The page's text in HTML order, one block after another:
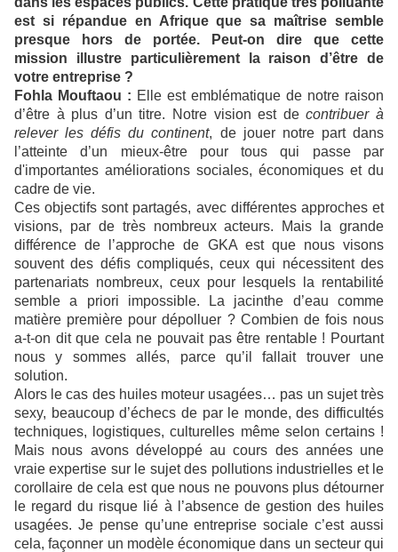
est si répandue en Afrique que sa maîtrise semble
presque hors de portée. Peut-on dire que cette
mission illustre particulièrement la raison d’être de
votre entreprise ?
Fohla Mouftaou : Elle est emblématique de notre raison
d’être à plus d’un titre. Notre vision est decontribuer à
relever les défis du continent, de jouer notre part dans
l’atteinte d’un mieux-être pour tous qui passe par
d'importantes améliorations sociales, économiques et du
cadre de vie.
Ces objectifs sont partagés, avec différentes approches et
visions, par de très nombreux acteurs. Mais la grande
différence de l’approche de GKA est que nous visons
souvent des défis compliqués, ceux qui nécessitent des
partenariats nombreux, ceux pour lesquels la rentabilité
semble a priori impossible. La jacinthe d’eau comme
matière première pour dépolluer ? Combien de fois nous
a-t-on dit que cela ne pouvait pas être rentable ! Pourtant
nous y sommes allés, parce qu’il fallait trouver une
solution.
Alors le cas des huiles moteur usagées… pas un sujet très
sexy, beaucoup d’échecs de par le monde, des difficultés
techniques, logistiques, culturelles même selon certains !
Mais nous avons développé au cours des années une
vraie expertise sur le sujet des pollutions industrielles et le
corollaire de cela est que nous ne pouvons plus détourner
le regard du risque lié à l’absence de gestion des huiles
usagées. Je pense qu’une entreprise sociale c’est aussi
cela, façonner un modèle économique dans un secteur qui